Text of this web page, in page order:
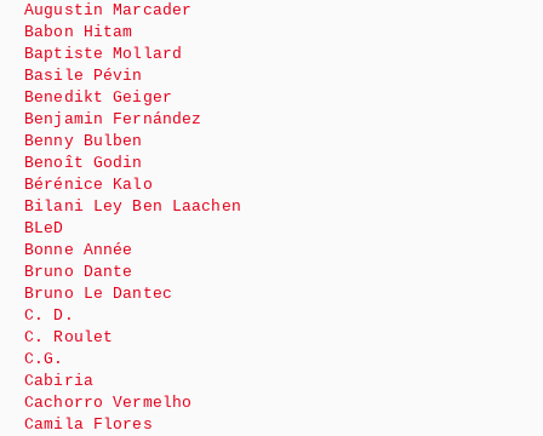
Augustin Marcader
Babon Hitam
Baptiste Mollard
Basile Pévin
Benedikt Geiger
Benjamin Fernández
Benny Bulben
Benoît Godin
Bérénice Kalo
Bilani Ley Ben Laachen
BLeD
Bonne Année
Bruno Dante
Bruno Le Dantec
C. D.
C. Roulet
C.G.
Cabiria
Cachorro Vermelho
Camila Flores